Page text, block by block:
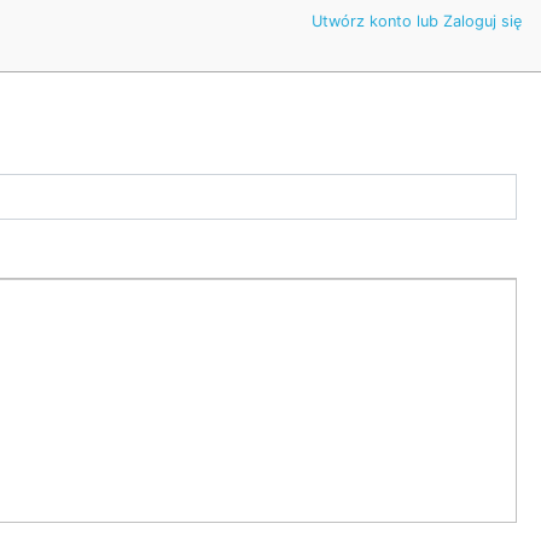
Utwórz konto lub Zaloguj się